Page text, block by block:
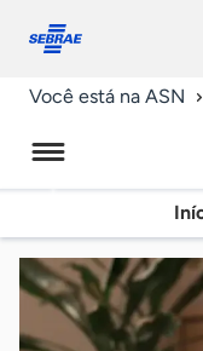
conosco
Você está na ASN